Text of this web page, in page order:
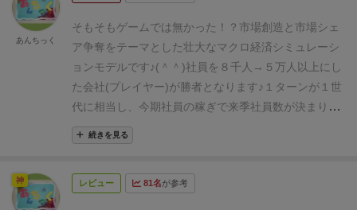
そもそもゲームでは無かった！？ 市場創造と市場シェ
ア争奪をテーマとした壮大なマクロ経済シミュレーシ
ョンモデルです♪(＾＾)社員を８千人→５万人以上にし
た会社(プレイヤー)が勝者となります♪ １ターンが１世
代に相当し、 今期社員の稼ぎで来季社員数が決まりま
す♪(ターン終了時に今期社員は全員定年退職するの
で、人数が多くても、働き方が悪いと、来期社員の人
＾；)いやぁ～壮大！『市場創造』のルール
続きを見る
あんちっく
レビュー 81名が参考
神